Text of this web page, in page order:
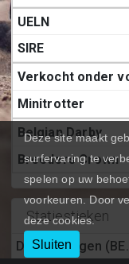
Statiestieken
Deelnemingen
Deze site maakt
surfervaring te
spelen op uw
voorkeuren. Door
deze cookies.
Sluiten